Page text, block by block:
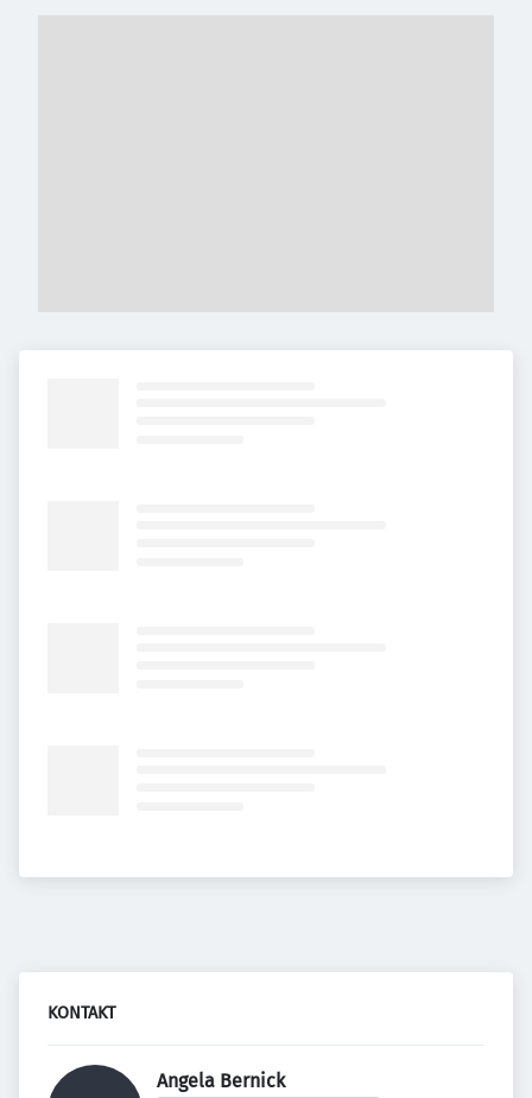
KONTAKT
Angela Bernick